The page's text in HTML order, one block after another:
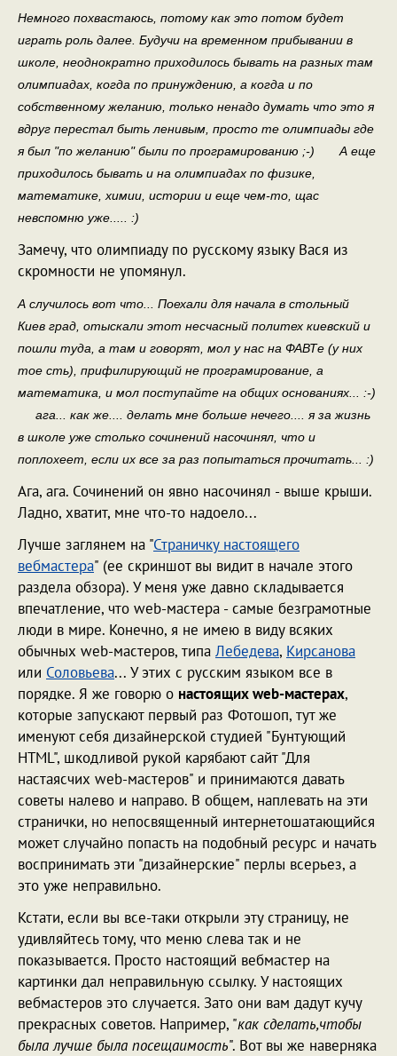
Немного похвастаюсь, потому как это потом будет
играть роль далее. Будучи на временном прибывании в
школе, неоднократно приходилось бывать на разных там
олимпиадах, когда по принуждению, а когда и по
собственному желанию, только ненадо думать что это я
вдруг перестал быть ленивым, просто те олимпиады где
я был "по желанию" были по програмированию ;-) А еще
приходилось бывать и на олимпиадах по физике,
математике, химии, истории и еще чем-то, щас
невспомню уже..... :)
Замечу, что олимпиаду по русскому языку Вася из
скромности не упомянул.
А случилось вот что... Поехали для начала в стольный
Киев град, отыскали этот несчасный политех киевский и
пошли туда, а там и говорят, мол у нас на ФАВТе (у них
тое сть), прифилирующий не програмирование, а
математика, и мол поступайте на общих основаниях... :-)
ага... как же.... делать мне больше нечего.... я за жизнь
в школе уже столько сочинений насочинял, что и
поплохеет, если их все за раз попытаться прочитать... :)
Ага, ага. Сочинений он явно насочинял - выше крыши.
Ладно, хватит, мне что-то надоело...
Лучше заглянем на "Страничку настоящего
вебмастера" (ее скриншот вы видит в начале этого
раздела обзора). У меня уже давно складывается
впечатление, что web-мастера - самые безграмотные
люди в мире. Конечно, я не имею в виду всяких
обычных web-мастеров, типа Лебедева, Кирсанова
или Соловьева... У этих с русским языком все в
порядке. Я же говорю о настоящих web-мастерах,
которые запускают первый раз Фотошоп, тут же
именуют себя дизайнерской студией "Бунтующий
HTML", шкодливой рукой карябают сайт "Для
настаясчих web-мастеров" и принимаются давать
советы налево и направо. В общем, наплевать на эти
странички, но непосвященный интернетошатающийся
может случайно попасть на подобный ресурс и начать
воспринимать эти "дизайнерские" перлы всерьез, а
это уже неправильно.
Кстати, если вы все-таки открыли эту страницу, не
удивляйтесь тому, что меню слева так и не
показывается. Просто настоящий вебмастер на
картинки дал неправильную ссылку. У настоящих
вебмастеров это случается. Зато они вам дадут кучу
прекрасных советов. Например, "как сделать,чтобы
была лучше была посещаимость". Вот вы же наверняка